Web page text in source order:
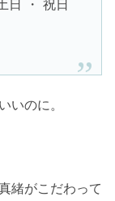
日 ・ 祝日
いのに。
緒がこだわって